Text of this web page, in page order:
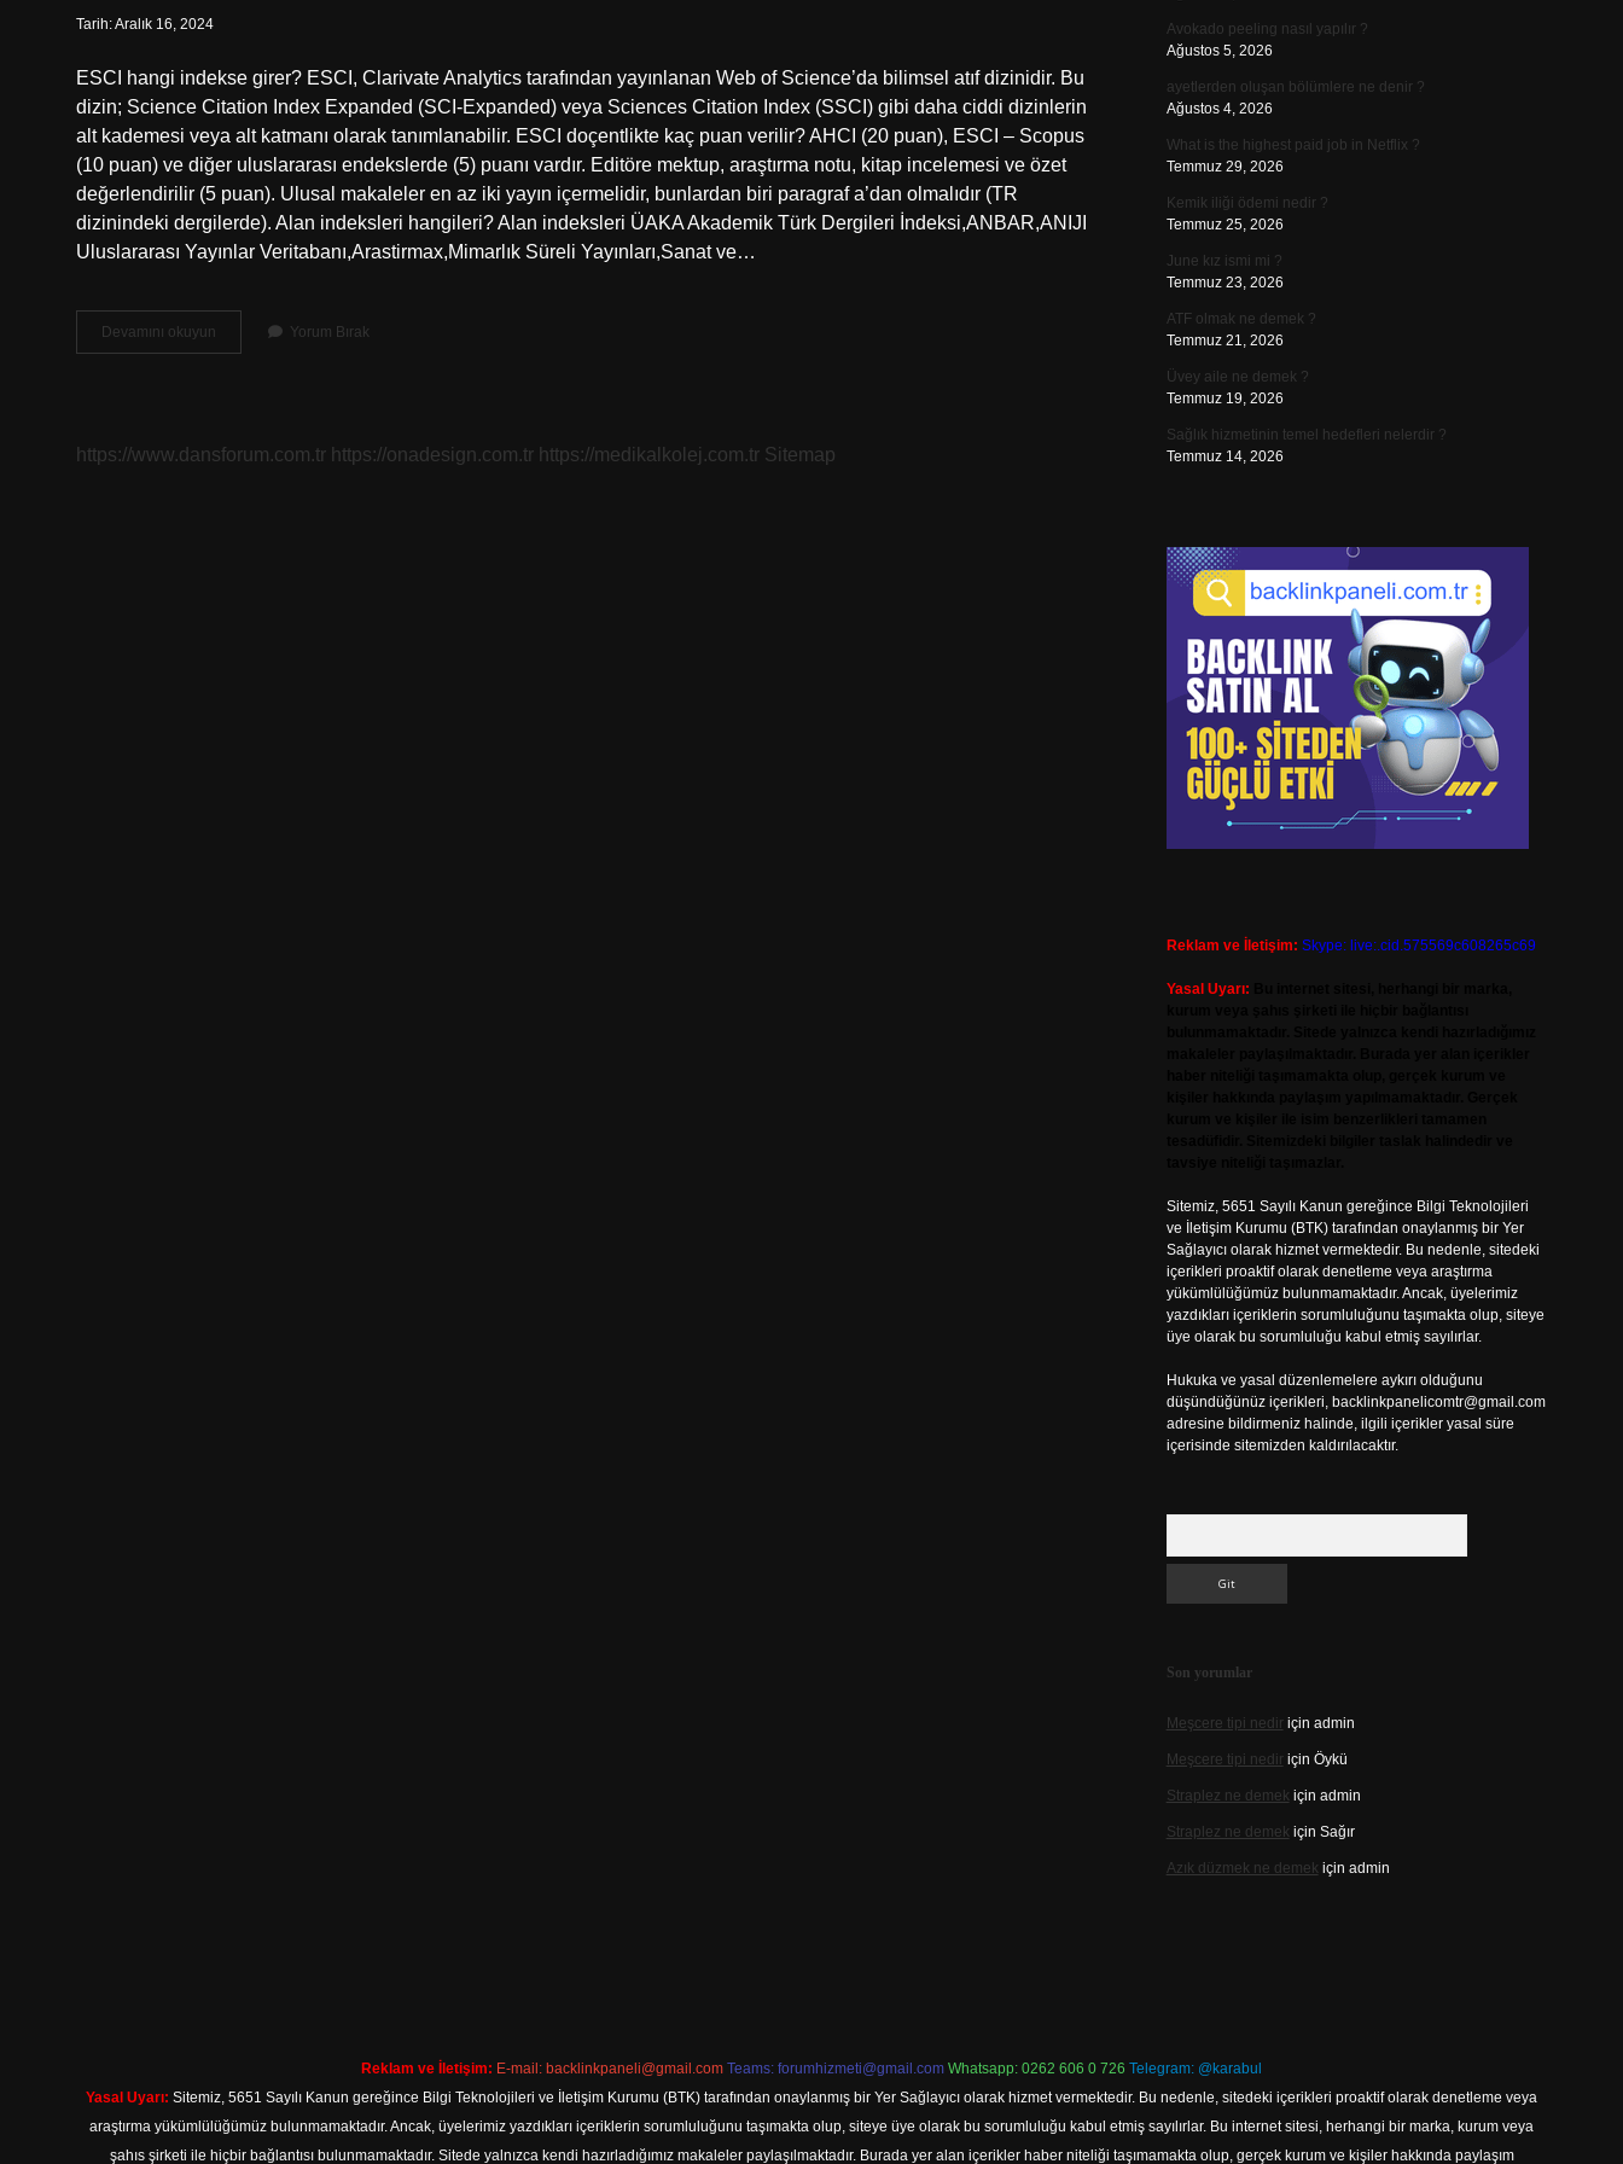
Tarih: Aralık 16, 2024
ESCI hangi indekse girer? ESCI, Clarivate Analytics tarafından yayınlanan Web of Science’da bilimsel atıf dizinidir. Bu
dizin; Science Citation Index Expanded (SCI-Expanded) veya Sciences Citation Index (SSCI) gibi daha ciddi dizinlerin
alt kademesi veya alt katmanı olarak tanımlanabilir. ESCI doçentlikte kaç puan verilir? AHCI (20 puan), ESCI – Scopus
(10 puan) ve diğer uluslararası endekslerde (5) puanı vardır. Editöre mektup, araştırma notu, kitap incelemesi ve özet
değerlendirilir (5 puan). Ulusal makaleler en az iki yayın içermelidir, bunlardan biri paragraf a’dan olmalıdır (TR
dizinindeki dergilerde). Alan indeksleri hangileri? Alan indeksleri ÜAKA Akademik Türk Dergileri İndeksi,ANBAR,ANIJI
Uluslararası Yayınlar Veritabanı,Arastirmax,Mimarlık Süreli Yayınları,Sanat ve…
Devamını okuyun
Doçentlikte
Yorum Bırak
https://www.dansforum.com.tr https://onadesign.com.tr https://medikalkolej.com.tr Sitemap
Avokado peeling nasıl yapılır ?
Ağustos 5, 2026
ayetlerden oluşan bölümlere ne denir ?
Ağustos 4, 2026
What is the highest paid job in Netflix ?
Temmuz 29, 2026
Kemik iliği ödemi nedir ?
Temmuz 25, 2026
June kız ismi mi ?
Temmuz 23, 2026
ATF olmak ne demek ?
Temmuz 21, 2026
Üvey aile ne demek ?
Temmuz 19, 2026
Sağlık hizmetinin temel hedefleri nelerdir ?
Temmuz 14, 2026
Reklam ve İletişim: Skype: live:.cid.575569c608265c69
Yasal Uyarı:
Sitemiz, 5651 Sayılı Kanun gereğince Bilgi Teknolojileri
ve İletişim Kurumu (BTK) tarafından onaylanmış bir Yer
Sağlayıcı olarak hizmet vermektedir. Bu nedenle, sitedeki
içerikleri proaktif olarak denetleme veya araştırma
yükümlülüğümüz bulunmamaktadır. Ancak, üyelerimiz
yazdıkları içeriklerin sorumluluğunu taşımakta olup, siteye
üye olarak bu sorumluluğu kabul etmiş sayılırlar.
Hukuka ve yasal düzenlemelere aykırı olduğunu
düşündüğünüz içerikleri, backlinkpanelicomtr@gmail.com
adresine bildirmeniz halinde, ilgili içerikler yasal süre
içerisinde sitemizden kaldırılacaktır.
Son yorumlar
Meşcere tipi nediriçin admin
Meşcere tipi nediriçin Öykü
Straplez ne demek için admin
Straplez ne demek için Sağır
Azık düzmek ne demek için admin
Reklam ve İletişim: E-mail: backlinkpaneli@gmail.com Teams: forumhizmeti@gmail.com Whatsapp: 0262 606 0 726 Telegram: @karabul
Yasal Uyarı: Sitemiz, 5651 Sayılı Kanun gereğince Bilgi Teknolojileri ve İletişim Kurumu (BTK) tarafından onaylanmış bir Yer Sağlayıcı olarak hizmet vermektedir. Bu nedenle, sitedeki içerikleri proaktif olarak denetleme veya
araştırma yükümlülüğümüz bulunmamaktadır. Ancak, üyelerimiz yazdıkları içeriklerin sorumluluğunu taşımakta olup, siteye üye olarak bu sorumluluğu kabul etmiş sayılırlar. Bu internet sitesi, herhangi bir marka, kurum veya
şahıs şirketi ile hiçbir bağlantısı bulunmamaktadır. Sitede yalnızca kendi hazırladığımız makaleler paylaşılmaktadır. Burada yer alan içerikler haber niteliği taşımamakta olup, gerçek kurum ve kişiler hakkında paylaşım